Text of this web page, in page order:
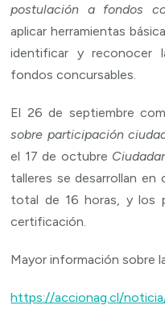
postulación a fondos
aplicar herramientas
identificar y reconocer
fondos concursables.
El 26 de septiembre
sobre participación
el 17 de octubre
talleres se desarrollan
total de 16 horas, y los
certificación.
Mayor información sobre
https://accionag.cl/